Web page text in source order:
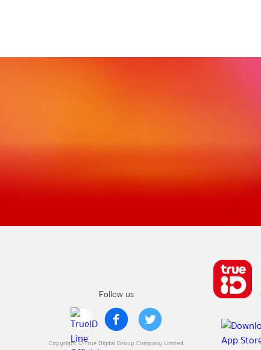
Follow us
Copyright © True Digital Group Company Limited.